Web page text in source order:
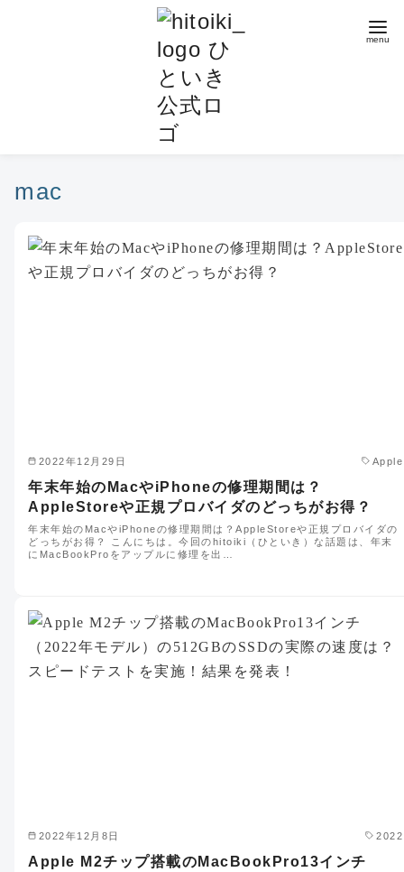
mac
2022年12月29日 Apple
年末年始のMacやiPhoneの修理期間は？
AppleStoreや正規プロバイダのどっちがお得？
年末年始のMacやiPhoneの修理期間は？AppleStoreや正規プロバイダの
どっちがお得？ こんにちは。今回のhitoiki（ひといき）な話題は、年末
にMacBookProをアップルに修理を出…
2022年12月8日 2022
Apple M2チップ搭載のMacBookPro13インチ